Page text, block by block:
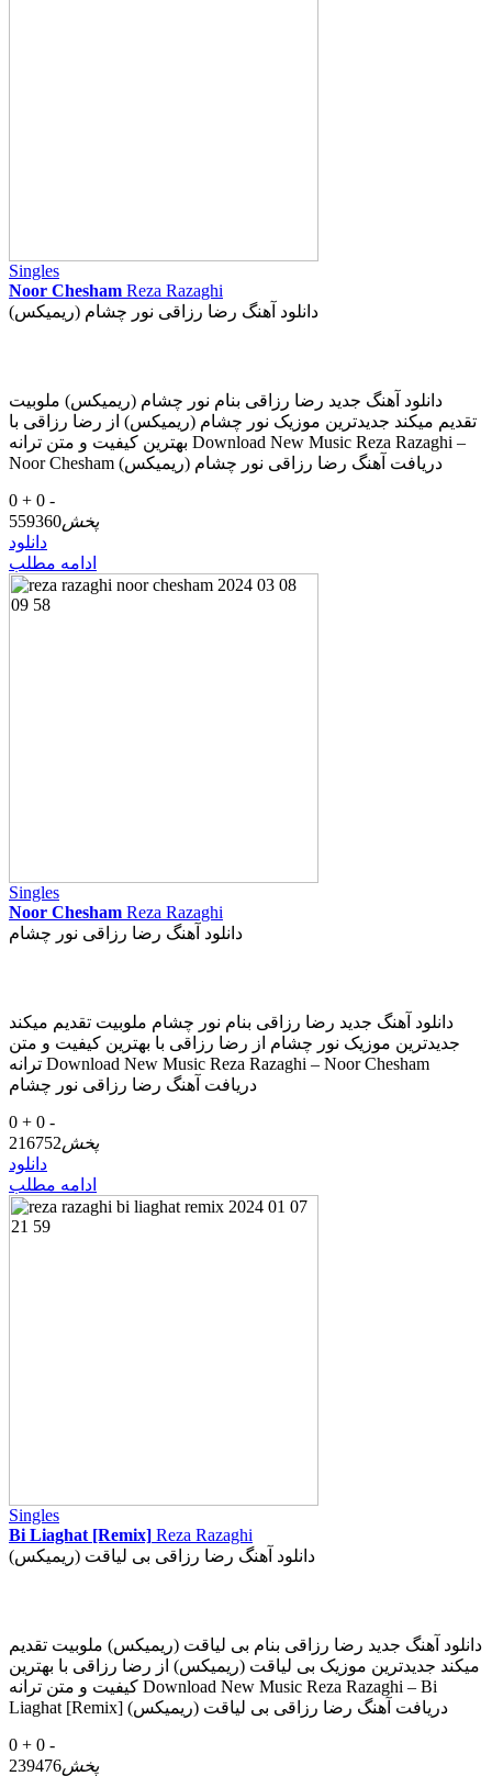
Singles
Noor Chesham Reza Razaghi
دانلود آهنگ رضا رزاقی نور چشام (ریمیکس)
دانلود آهنگ جدید رضا رزاقی بنام نور چشام (ریمیکس) ملوبیت
تقدیم میکند جدیدترین موزیک نور چشام (ریمیکس) از رضا رزاقی با
بهترین کیفیت و متن ترانه Download New Music Reza Razaghi –
Noor Chesham دریافت آهنگ رضا رزاقی نور چشام (ریمیکس)
0 + 0 -
پخش559360
دانلود
ادامه مطلب
Singles
Noor Chesham Reza Razaghi
دانلود آهنگ رضا رزاقی نور چشام
دانلود آهنگ جدید رضا رزاقی بنام نور چشام ملوبیت تقدیم میکند
جدیدترین موزیک نور چشام از رضا رزاقی با بهترین کیفیت و متن
ترانه Download New Music Reza Razaghi – Noor Chesham
دریافت آهنگ رضا رزاقی نور چشام
0 + 0 -
پخش216752
دانلود
ادامه مطلب
Singles
Bi Liaghat [Remix] Reza Razaghi
دانلود آهنگ رضا رزاقی بی لیاقت (ریمیکس)
دانلود آهنگ جدید رضا رزاقی بنام بی لیاقت (ریمیکس) ملوبیت تقدیم
میکند جدیدترین موزیک بی لیاقت (ریمیکس) از رضا رزاقی با بهترین
کیفیت و متن ترانه Download New Music Reza Razaghi – Bi
Liaghat [Remix] دریافت آهنگ رضا رزاقی بی لیاقت (ریمیکس)
0 + 0 -
پخش239476